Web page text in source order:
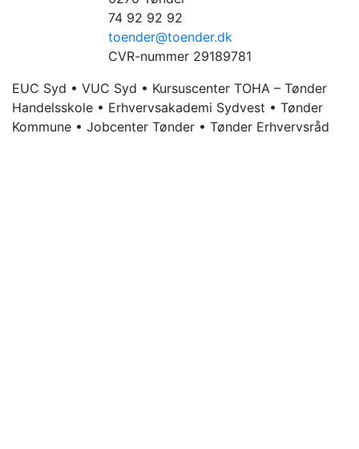
74 92 92 92
toender@toender.dk
CVR-nummer 29189781
EUC Syd • VUC Syd • Kursuscenter TOHA – Tønder
Handelsskole • Erhvervsakademi Sydvest • Tønder
Kommune • Jobcenter Tønder • Tønder Erhvervsråd